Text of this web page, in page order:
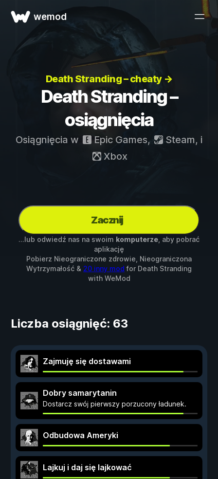
wemod
Death Stranding – cheaty →
Death Stranding –
osiągnięcia
Osiągnięcia w Epic Games, Steam, i
Xbox
Zacznij
...lub odwiedź nas na swoim komputerze , aby pobrać
aplikację
Pobierz Nieograniczone zdrowie, Nieograniczona
Wytrzymałość & 20 inny mod for Death Stranding
with WeMod
Liczba osiągnięć: 63
Zajmuję się dostawami
Dobry samarytanin
Dostarcz swój pierwszy porzucony ładunek.
Odbudowa Ameryki
Lajkuj i daj się lajkować